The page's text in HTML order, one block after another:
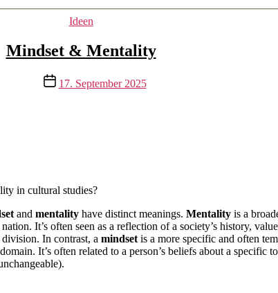
Kategorien
Ideen
Mindset & Mentality
Veröffentlichungsdatum
17. September 2025
in cultural studies?
and mentality have distinct meanings. Mentality is a
It’s often seen as a reflection of a society’s history,
In contrast, a mindset is a more specific and often
It’s often related to a person’s beliefs about a specific